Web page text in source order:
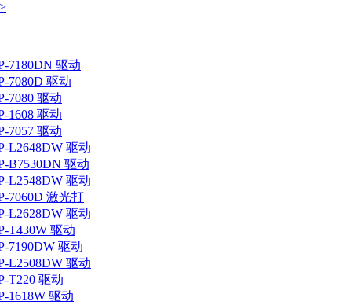
7180DN 驱动
7080D 驱动
7080 驱动
1608 驱动
7057 驱动
L2648DW 驱动
B7530DN 驱动
L2548DW 驱动
7060D 激光打
L2628DW 驱动
T430W 驱动
7190DW 驱动
L2508DW 驱动
T220 驱动
1618W 驱动